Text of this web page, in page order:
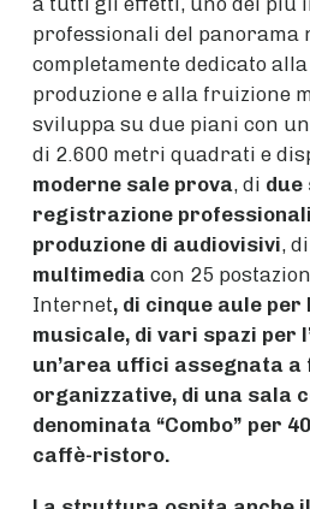
professionali del panorama
completamente dedicato
produzione e alla fruizione
sviluppa su due piani con
di 2.600 metri quadrati e
moderne sale prova, di due
registrazione professionali
produzione di audiovisivi, di
multimedia con 25
Internet, di cinque aule
musicale, di vari spazi per
un’area uffici assegnata a
organizzative, di una sala
denominata “Combo” per
caffè-ristoro.